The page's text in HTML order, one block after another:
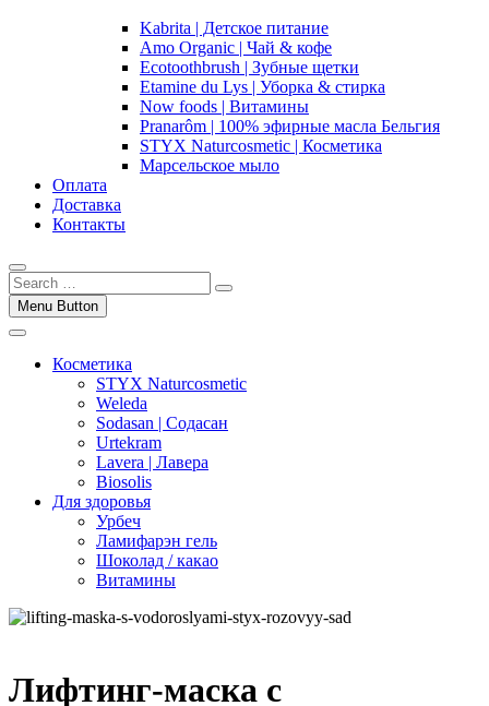
Kabrita | Детское питание
Amo Organic | Чай & кофе
Ecotoothbrush | Зубные щетки
Etamine du Lys | Уборка & стирка
Now foods | Витамины
Pranarôm | 100% эфирные масла Бельгия
STYX Naturcosmetic | Косметика
Марсельское мыло
Оплата
Доставка
Контакты
Menu Button
Косметика
STYX Naturcosmetic
Weleda
Sodasan | Содасан
Urtekram
Lavera | Лавера
Biosolis
Для здоровья
Урбеч
Ламифарэн гель
Шоколад / какао
Витамины
Лифтинг-маска с